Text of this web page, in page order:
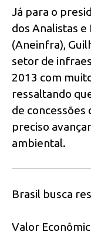
Já para o
dos Analistas
(Aneinfra),
setor de
2013 com
ressaltando
de
preciso
ambiental.
Brasil busca
Valor